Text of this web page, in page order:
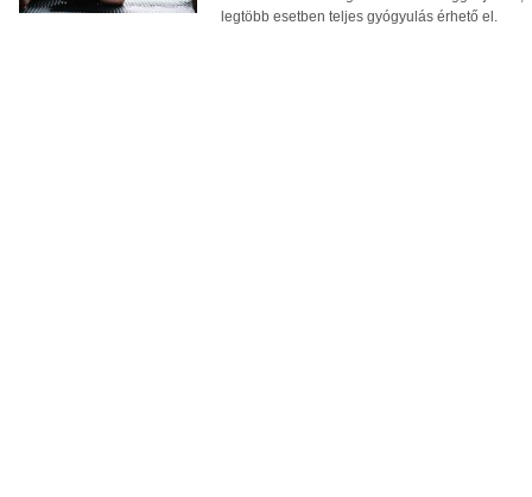
legtöbb esetben teljes gyógyulás érhető el.